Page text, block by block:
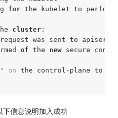
for the kubelet to perform
cluster:
was sent to
of the new secure
on the control-plane to
信息说明加入成功